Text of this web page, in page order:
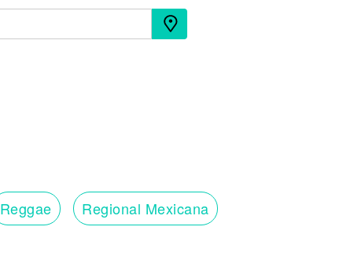
Reggae Regional Mexicana